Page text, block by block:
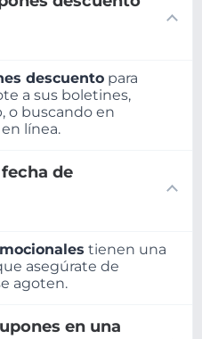
descuento para
a sus boletines,
o buscando en
línea.
de
tienen una
asegúrate de
agoten.
en una